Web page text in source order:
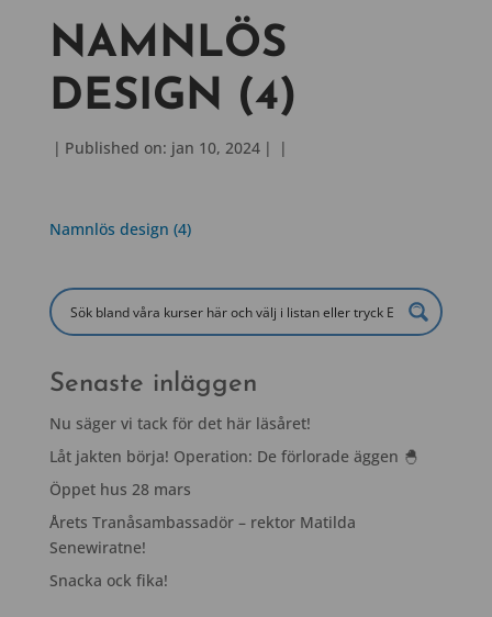
NAMNLÖS
DESIGN (4)
| Published on: jan 10, 2024 | |
Namnlös design (4)
Senaste inläggen
Nu säger vi tack för det här läsåret!
Låt jakten börja! Operation: De förlorade äggen 🐣
Öppet hus 28 mars
Årets Tranåsambassadör – rektor Matilda
Senewiratne!
Snacka ock fika!